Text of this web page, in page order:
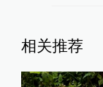
相关推荐